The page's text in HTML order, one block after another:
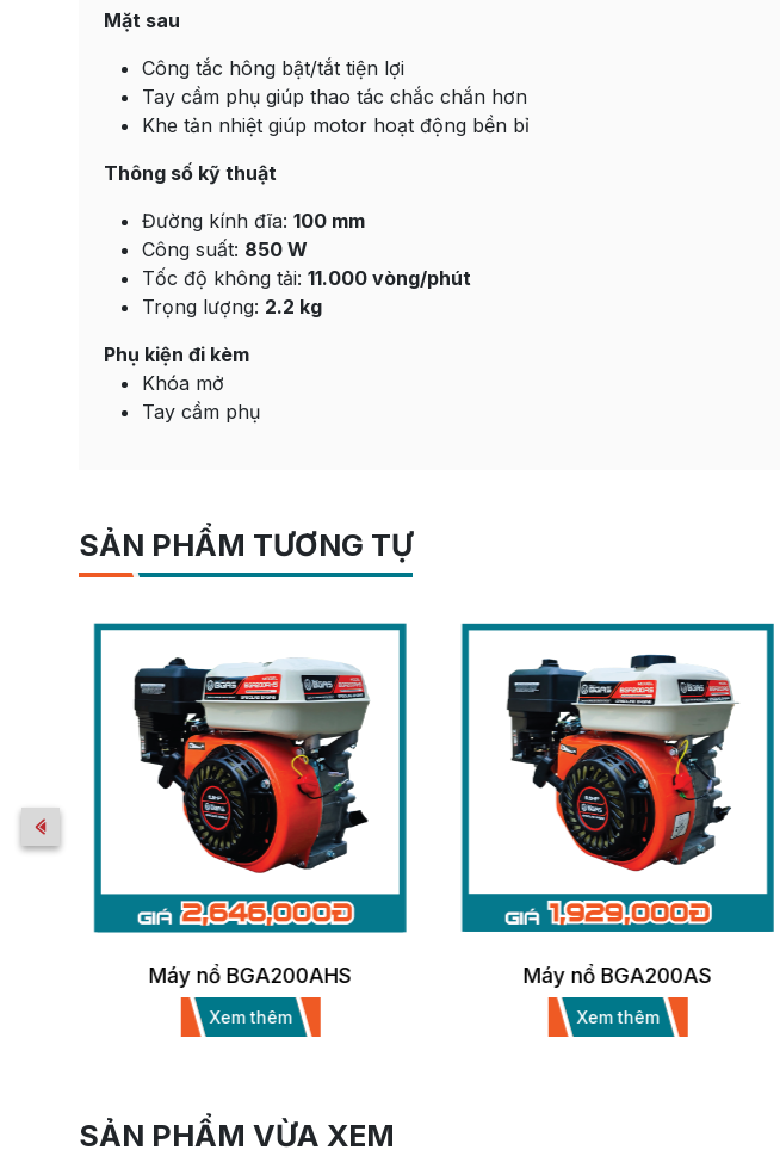
Mặt sau
Công tắc hông bật/tắt tiện lợi
Tay cầm phụ giúp thao tác chắc chắn hơn
Khe tản nhiệt giúp motor hoạt động bền bỉ
Thông số kỹ thuật
Đường kính đĩa: 100 mm
Công suất: 850 W
Tốc độ không tải: 11.000 vòng/phút
Trọng lượng: 2.2 kg
Phụ kiện đi kèm
Khóa mở
Tay cầm phụ
SẢN PHẨM TƯƠNG TỰ
Máy nổ BGA200AHS
Xem thêm
Máy nổ BGA200AS
Xem thêm
SẢN PHẨM VỪA XEM